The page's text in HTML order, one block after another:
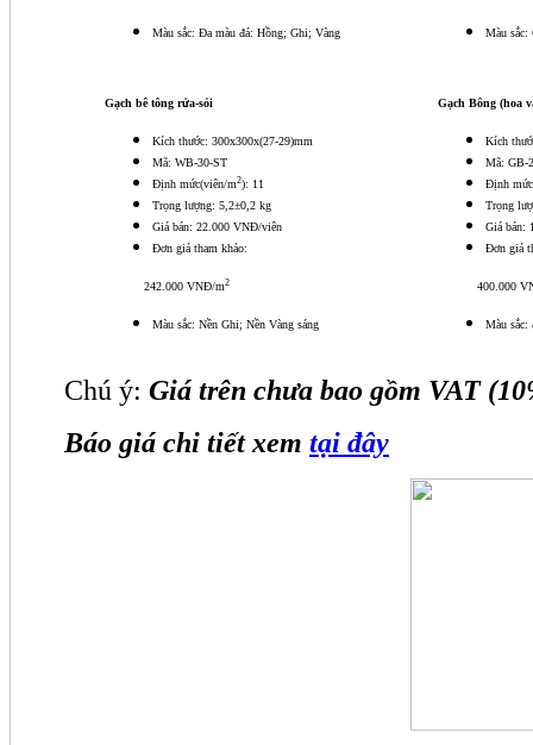
Màu sắc: Đa màu đá: Hồng; Ghi; Vàng Màu sắc:
Gạch bê tông rửa-sỏi
Kích thước: 300x300x(27-29)mm
Mã: WB-30-ST
Định mức(viên/m2): 11
Trọng lượng: 5,2±0,2 kg
Giá bán: 22.000 VNĐ/viên
Đơn giá tham khảo:
242.000 VNĐ/m2
Màu sắc: Nền Ghi; Nền Vàng sáng
Gạch Bông (hoa
Kích
Mã: GB-
Định
Trọng
Giá bán:
Đơn giá
400.000
Màu sắc:
Chú ý: Giá trên chưa bao gồm VAT
Báo giá chi tiết xem tại đây